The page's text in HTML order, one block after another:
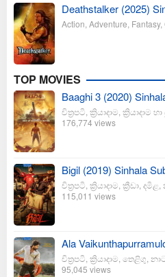
Deathstalker (2025)
Action Adventure Fantasy,
TOP MOVIES
Baaghi 3 (2020)
චිත්‍රපටි ක්‍රියාදාම ක්‍රියාදාම
176,774 views
Bigil (2019) Sinhala
චිත්‍රපටි ක්‍රියාදාම ක්‍රීඩා දමිළ
115,011 views
Ala
චිත්‍රපටි ක්‍රියාදාම තෙළිගු
95,045 views